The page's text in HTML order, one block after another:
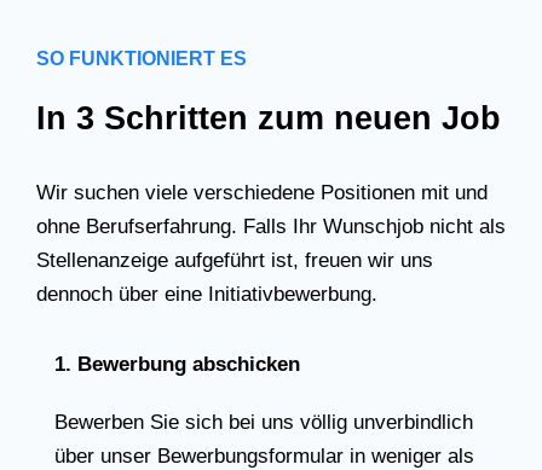
SO FUNKTIONIERT ES
In 3 Schritten zum neuen Job
Wir suchen viele verschiedene Positionen mit und
ohne Berufserfahrung. Falls Ihr Wunschjob nicht als
Stellenanzeige aufgeführt ist, freuen wir uns
dennoch über eine Initiativbewerbung.
1. Bewerbung abschicken
Bewerben Sie sich bei uns völlig unverbindlich
über unser Bewerbungsformular in weniger als